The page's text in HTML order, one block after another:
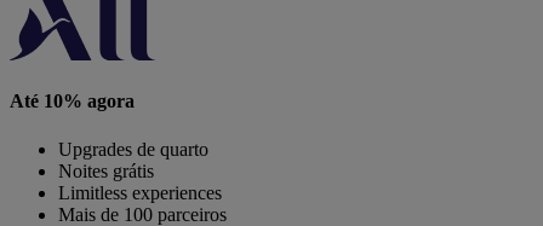
Até 10% agora
Upgrades de quarto
Noites grátis
Limitless experiences
Mais de 100 parceiros